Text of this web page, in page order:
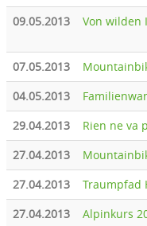
09.05.2013 Von wilden
07.05.2013
04.05.2013
29.04.2013
Rien ne va
27.04.2013
27.04.2013
Traumpfad
27.04.2013
Alpinkurs